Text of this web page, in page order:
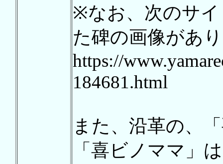
※なお、次のサ
た碑の画像があ
https://
184681.html
また、沿革の、
「喜ビノママ」